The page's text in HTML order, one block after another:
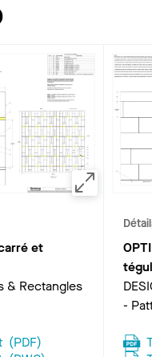
et
& Rectangles
(PDF)
-